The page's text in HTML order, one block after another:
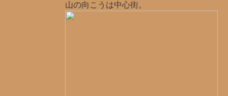
山の向こうは中心街。